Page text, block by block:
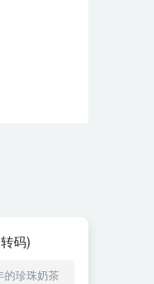
码)
的珍珠奶茶